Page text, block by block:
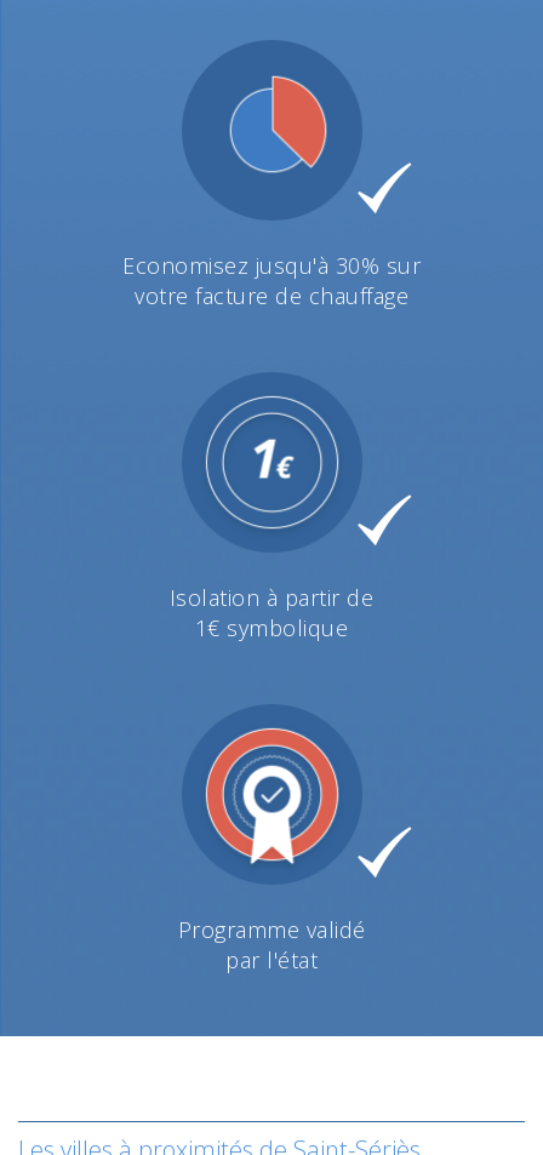
Economisez jusqu'à 30% sur
votre facture de chauffage
Isolation à partir de
1€ symbolique
Programme validé
par l'état